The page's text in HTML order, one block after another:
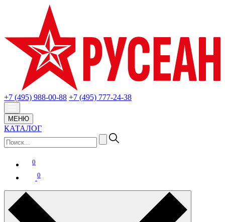
+7 (495) 988-00-88 +7 (495) 777-24-38
МЕНЮ
КАТАЛОГ
0
0